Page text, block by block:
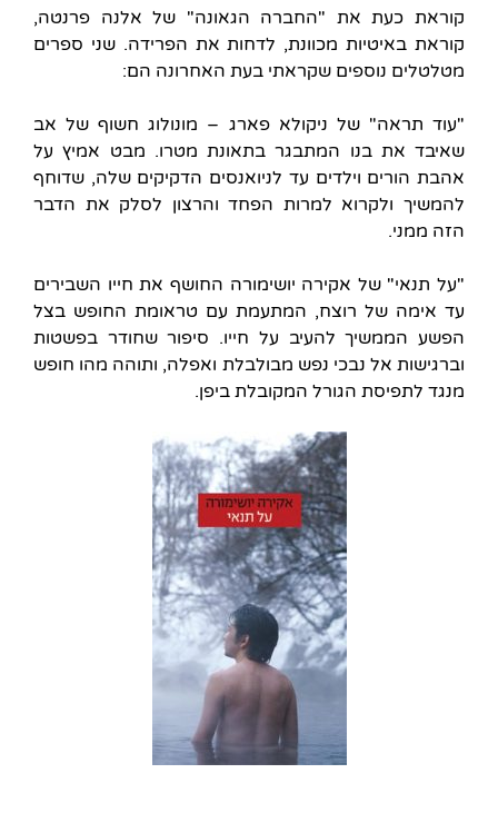
קוראת כעת את "החברה הגאונה" של אלנה פרנטה,
קוראת באיטיות מכוונת, לדחות את הפרידה. שני ספרים
מטלטלים נוספים שקראתי בעת האחרונה הם:
"עוד תראה" של ניקולא פארג – מונולוג חשוף של אב
שאיבד את בנו המתבגר בתאונת מטרו. מבט אמיץ על
אהבת הורים וילדים עד לניואנסים הדקיקים שלה, שדוחף
להמשיך ולקרוא למרות הפחד והרצון לסלק את הדבר
הזה ממני.
"על תנאי" של אקירה יושימורה החושף את חייו השבירים
עד אימה של רוצח, המתעמת עם טראומת החופש בצל
הפשע הממשיך להעיב על חייו. סיפור שחודר בפשטות
וברגישות אל נבכי נפש מבולבלת ואפלה, ותוהה מהו חופש
מנגד לתפיסת הגורל המקובלת ביפן.